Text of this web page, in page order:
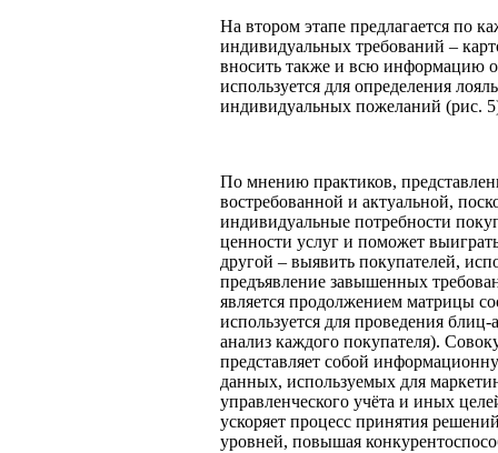
На втором этапе предлагается по
индивидуальных требований –
вносить также и всю информацию
используется для определения
индивидуальных пожеланий (рис.
По мнению практиков,
востребованной и актуальной,
индивидуальные потребности
ценности услуг и поможет
другой – выявить покупателей,
предъявление завышенных
является продолжением матрицы
используется для проведения
анализ каждого покупателя).
представляет собой
данных, используемых для
управленческого учёта и иных
ускоряет процесс принятия
уровней, повышая